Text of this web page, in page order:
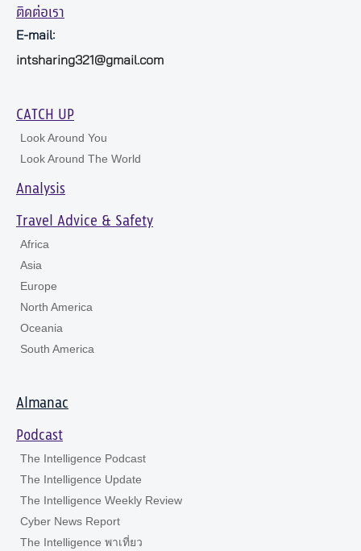
ติดต่อเรา
E-mail:
intsharing321@gmail.com
CATCH UP
Look Around You
Look Around The World
Analysis
Travel Advice & Safety
Africa
Asia
Europe
North America
Oceania
South America
Almanac
Podcast
The Intelligence Podcast
The Intelligence Update
The Intelligence Weekly Review
Cyber News Report
The Intelligence พาเที่ยว